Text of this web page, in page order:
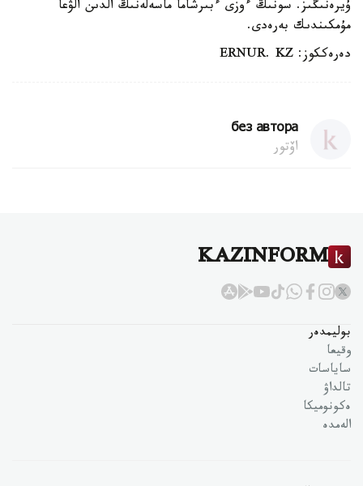
ۇيرەنىڭىز. سونىڭ ءوزى ءبىرشاما ماسەلەنىڭ الدىن الۋعا
مۇمكىندىك بەرەدى.
دەرەككوز: ERNUR. KZ
без автора
اۆتور
KAZINFORM
بوليمدەر
وقيعا
ساياسات
تالداۋ
ەكونوميكا
الەمدە